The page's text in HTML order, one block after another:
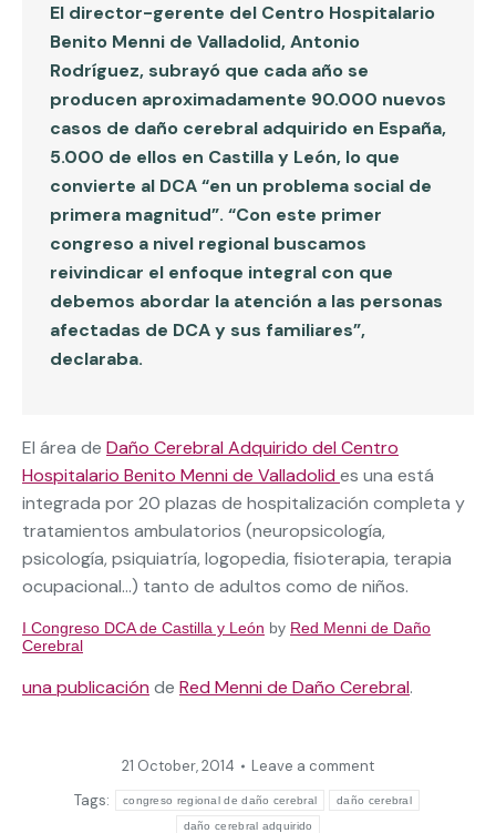
El director-gerente del Centro Hospitalario
Benito Menni de Valladolid,Antonio
Rodríguez, subrayó que cada año se
producen aproximadamente 90.000 nuevos
casos de daño cerebral adquirido en España,
5.000 de ellos en Castilla y León, lo que
convierte al DCA “en un problema social de
primera magnitud”. “Con este primer
congreso a nivel regional buscamos
reivindicar el enfoque integral con que
debemos abordar la atención a las personas
afectadas de DCA y sus familiares”,
declaraba.
El área de Daño Cerebral Adquirido del Centro
Hospitalario Benito Menni de Valladolid es una está
integrada por 20 plazas de hospitalización completa y
tratamientos ambulatorios (neuropsicología,
psicología, psiquiatría, logopedia, fisioterapia, terapia
ocupacional…) tanto de adultos como de niños.
I Congreso DCA de Castilla y León by Red Menni de Daño
Cerebral
una publicación de Red Menni de Daño Cerebral.
21 October, 2014
Leave a comment
Tags:
congreso regional de daño cerebral daño cerebral
daño cerebral adquirido